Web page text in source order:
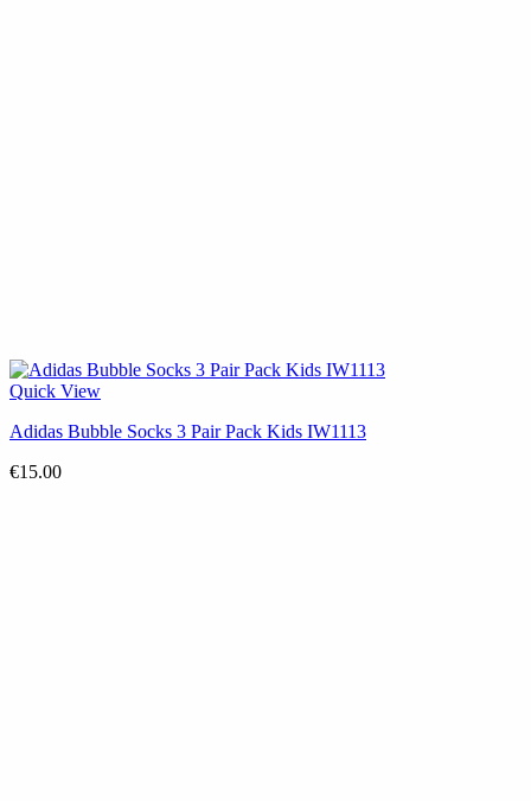
Quick View
Adidas Bubble Socks 3 Pair Pack Kids IW1113
€15.00